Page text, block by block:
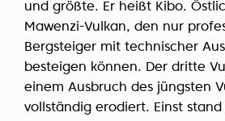
und größte. Er heißt Kibo.
Mawenzi-Vulkan, den nur
Bergsteiger mit technischer
besteigen können. Der dritte
einem Ausbruch des jüngsten
vollständig erodiert. Einst